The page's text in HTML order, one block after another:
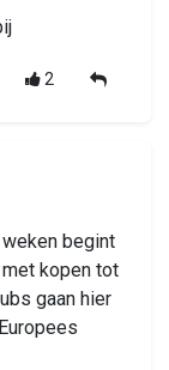
2
begint
kopen tot
gaan hier